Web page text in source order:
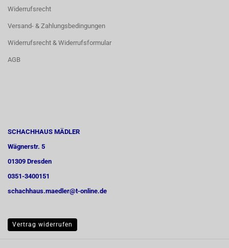
Widerrufsrecht
Versand- & Zahlungsbedingungen
Widerrufsrecht & Widerrufsformular
AGB
SCHACHHAUS MÄDLER
Wägnerstr. 5
01309 Dresden
0351-3400151
schachhaus.maedler@t-online.de
Vertrag widerrufen